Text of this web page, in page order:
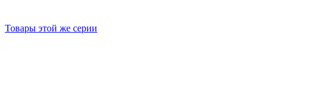
Товары этой же серии